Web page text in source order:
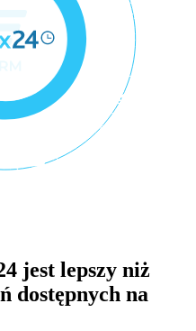
jest lepszy niż
dostępnych na